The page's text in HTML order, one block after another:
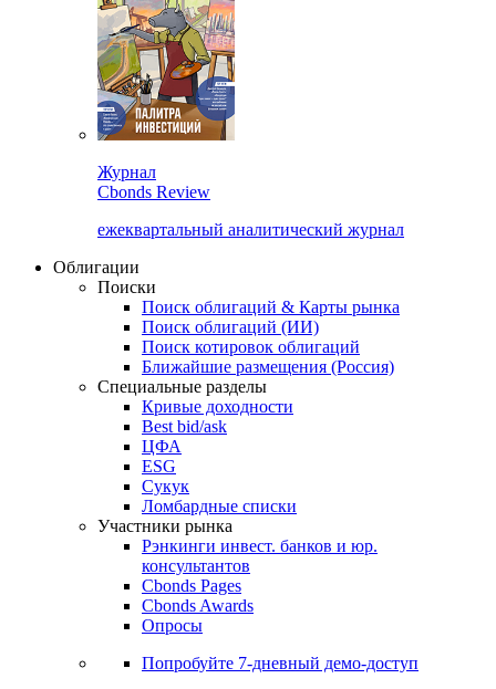
Журнал
Cbonds Review
ежеквартальный аналитический журнал
Облигации
Поиски
Поиск облигаций & Карты рынка
Поиск облигаций (ИИ)
Поиск котировок облигаций
Ближайшие размещения (Россия)
Специальные разделы
Кривые доходности
Best bid/ask
ЦФА
ESG
Сукук
Ломбардные списки
Участники рынка
Рэнкинги инвест. банков и юр.
консультантов
Cbonds Pages
Cbonds Awards
Опросы
Попробуйте 7-дневный демо-доступ